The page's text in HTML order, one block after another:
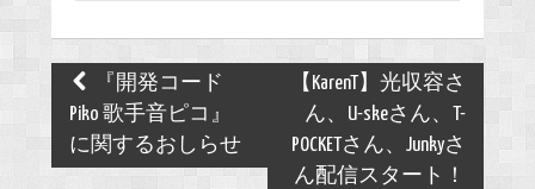
Post
navigation
『開発コード
Piko 歌手音ピコ』
に関するおしらせ
【KarenT】光収容さ
ん、U-skeさん、T-
POCKETさん、Junkyさ
ん配信スタート！